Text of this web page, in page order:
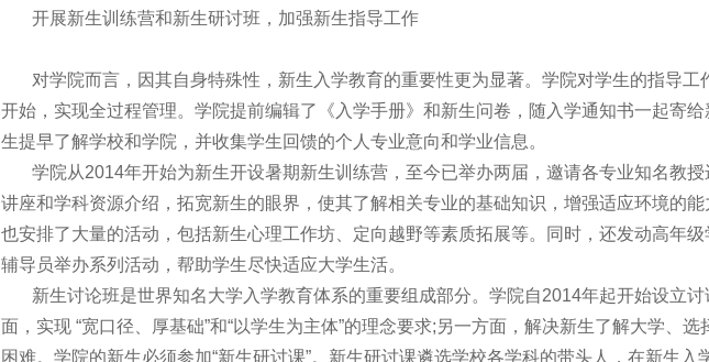
开展新生训练营和新生研讨班，加强新生指导工作
对学院而言，因其自身特殊性，新生入学教育的重要性更为显著。学院对学生的指导工
开始，实现全过程管理。学院提前编辑了《入学手册》和新生问卷，随入学通知书一起寄给
生提早了解学校和学院，并收集学生回馈的个人专业意向和学业信息。
学院从2014年开始为新生开设暑期新生训练营，至今已举办两届，邀请各专业知名教授
讲座和学科资源介绍，拓宽新生的眼界，使其了解相关专业的基础知识，增强适应环境的能
也安排了大量的活动，包括新生心理工作坊、定向越野等素质拓展等。同时，还发动高年级
辅导员举办系列活动，帮助学生尽快适应大学生活。
新生讨论班是世界知名大学入学教育体系的重要组成部分。学院自2014年起开始设立
面，实现 “宽口径、厚基础”和“以学生为主体”的理念要求;另一方面，解决新生了解大学、选
困难。学院的新生必须参加“新生研讨课”。新生研讨课遴选学校各学科的带头人，在新生入